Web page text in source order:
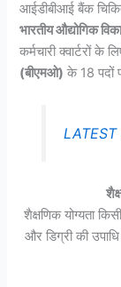
आईडीबीआई बैंक
भारतीय औद्योगिक
कर्मचारी क्वार्टरों
(बीएमओ) के 18 पदों
LATEST
शैक्षणिक योग्यता
और डिग्री की